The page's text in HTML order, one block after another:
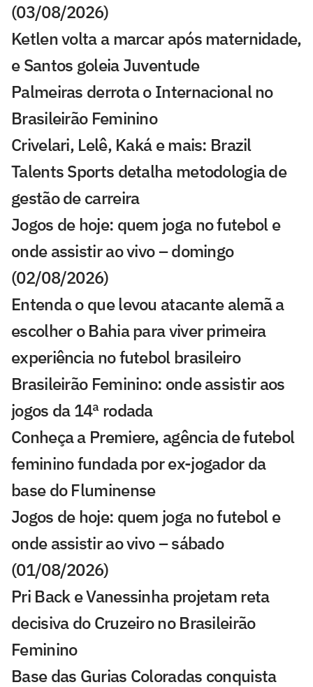
(03/08/2026)
Ketlen volta a marcar após maternidade,
e Santos goleia Juventude
Palmeiras derrota o Internacional no
Brasileirão Feminino
Crivelari, Lelê, Kaká e mais: Brazil
Talents Sports detalha metodologia de
gestão de carreira
Jogos de hoje: quem joga no futebol e
onde assistir ao vivo – domingo
(02/08/2026)
Entenda o que levou atacante alemã a
escolher o Bahia para viver primeira
experiência no futebol brasileiro
Brasileirão Feminino: onde assistir aos
jogos da 14ª rodada
Conheça a Premiere, agência de futebol
feminino fundada por ex-jogador da
base do Fluminense
Jogos de hoje: quem joga no futebol e
onde assistir ao vivo – sábado
(01/08/2026)
Pri Back e Vanessinha projetam reta
decisiva do Cruzeiro no Brasileirão
Feminino
Base das Gurias Coloradas conquista